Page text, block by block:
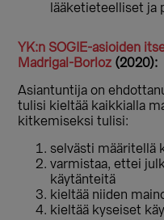
lääketieteelliset ja
YK:n SOGIE-asioiden
Madrigal-Borloz (2020):
Asiantuntija on
tulisi kieltää kaikkialla
kitkemiseksi tulisi:
selvästi määritellä
varmistaa, ettei
käytänteitä
kieltää niiden
kieltää kyseiset